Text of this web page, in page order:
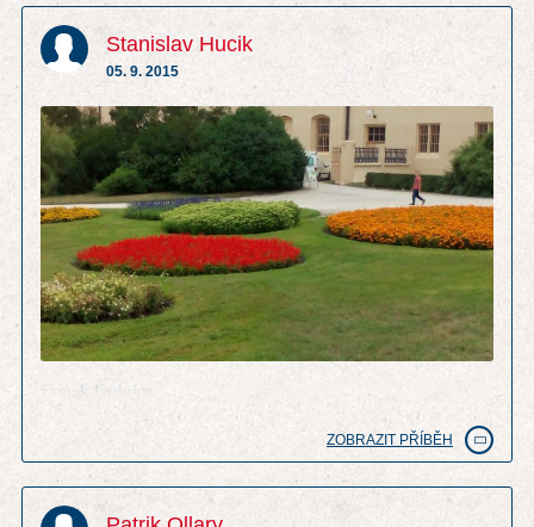
Stanislav Hucik
05. 9. 2015
zamek Lednice
ZOBRAZIT PŘÍBĚH